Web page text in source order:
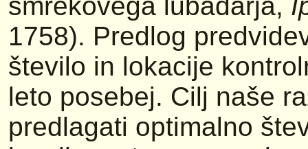
smrekovega lubadarja,
1758). Predlog
število in lokacije
leto posebej. Cilj naše
predlagati optimalno